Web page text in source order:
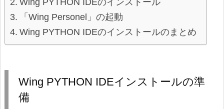
Wing PYTHON IDEのインストール
「Wing Personel」の起動
Wing PYTHON IDEのインストールのまとめ
Wing PYTHON IDEインストールの準
備